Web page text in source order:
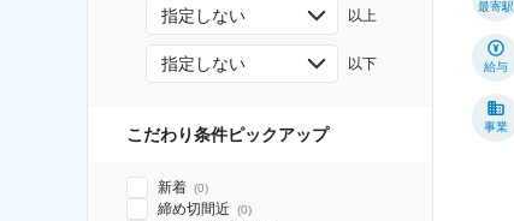
指定しない 以上
指定しない 以下
こだわり条件ピックアップ
新着 (0)
締め切間近 (0)
最寄駅
給与
事業